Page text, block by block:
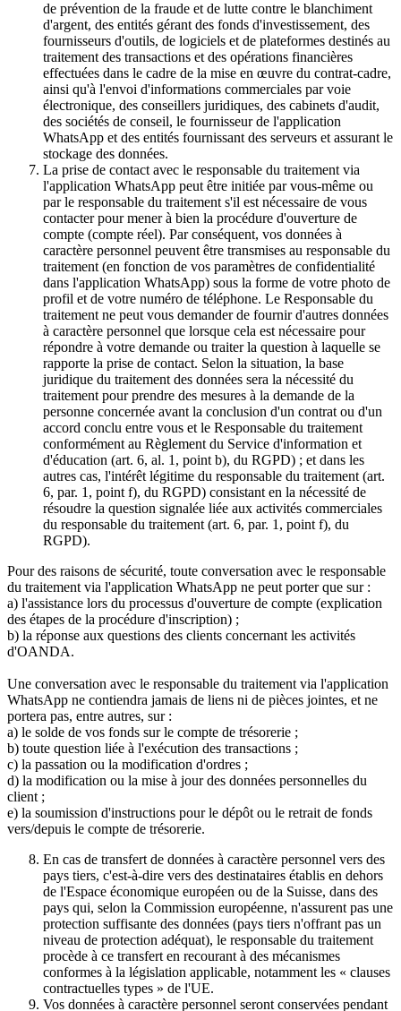
de prévention de la fraude et de lutte contre le blanchiment
d'argent, des entités gérant des fonds d'investissement, des
fournisseurs d'outils, de logiciels et de plateformes destinés au
traitement des transactions et des opérations financières
effectuées dans le cadre de la mise en œuvre du contrat-cadre,
ainsi qu'à l'envoi d'informations commerciales par voie
électronique, des conseillers juridiques, des cabinets d'audit,
des sociétés de conseil, le fournisseur de l'application
WhatsApp et des entités fournissant des serveurs et assurant le
stockage des données.
La prise de contact avec le responsable du traitement via
l'application WhatsApp peut être initiée par vous-même ou
par le responsable du traitement s'il est nécessaire de vous
contacter pour mener à bien la procédure d'ouverture de
compte (compte réel). Par conséquent, vos données à
caractère personnel peuvent être transmises au responsable du
traitement (en fonction de vos paramètres de confidentialité
dans l'application WhatsApp) sous la forme de votre photo de
profil et de votre numéro de téléphone. Le Responsable du
traitement ne peut vous demander de fournir d'autres données
à caractère personnel que lorsque cela est nécessaire pour
répondre à votre demande ou traiter la question à laquelle se
rapporte la prise de contact. Selon la situation, la base
juridique du traitement des données sera la nécessité du
traitement pour prendre des mesures à la demande de la
personne concernée avant la conclusion d'un contrat ou d'un
accord conclu entre vous et le Responsable du traitement
conformément au Règlement du Service d'information et
d'éducation (art. 6, al. 1, point b), du RGPD) ; et dans les
autres cas, l'intérêt légitime du responsable du traitement (art.
6, par. 1, point f), du RGPD) consistant en la nécessité de
résoudre la question signalée liée aux activités commerciales
du responsable du traitement (art. 6, par. 1, point f), du
RGPD).
Pour des raisons de sécurité, toute conversation avec le responsable
du traitement via l'application WhatsApp ne peut porter que sur :
a) l'assistance lors du processus d'ouverture de compte (explication
des étapes de la procédure d'inscription) ;
b) la réponse aux questions des clients concernant les activités
d'OANDA.
Une conversation avec le responsable du traitement via l'application
WhatsApp ne contiendra jamais de liens ni de pièces jointes, et ne
portera pas, entre autres, sur :
a) le solde de vos fonds sur le compte de trésorerie ;
b) toute question liée à l'exécution des transactions ;
c) la passation ou la modification d'ordres ;
d) la modification ou la mise à jour des données personnelles du
client ;
e) la soumission d'instructions pour le dépôt ou le retrait de fonds
vers/depuis le compte de trésorerie.
En cas de transfert de données à caractère personnel vers des
pays tiers, c'est-à-dire vers des destinataires établis en dehors
de l'Espace économique européen ou de la Suisse, dans des
pays qui, selon la Commission européenne, n'assurent pas une
protection suffisante des données (pays tiers n'offrant pas un
niveau de protection adéquat), le responsable du traitement
procède à ce transfert en recourant à des mécanismes
conformes à la législation applicable, notamment les « clauses
contractuelles types » de l'UE.
Vos données à caractère personnel seront conservées pendant